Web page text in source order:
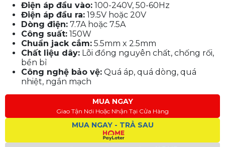
Điện áp đầu vào: 100-240V, 50-60Hz
Điện áp đầu ra: 19.5V hoặc 20V
Dòng điện: 7.7A hoặc 7.5A
Công suất: 150W
Chuẩn jack cắm: 5.5mm x 2.5mm
Chất liệu dây: Lõi đồng nguyên chất, chống rối,
bền bỉ
Công nghệ bảo vệ: Quá áp, quá dòng, quá
nhiệt, ngắn mạch
MUA NGAY
Giao Tận Nơi Hoặc Nhận Tại Cửa Hàng
MUA NGAY - TRẢ SAU